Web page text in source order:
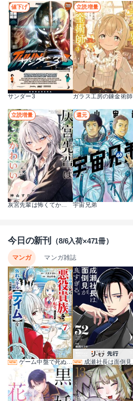
値下げ
サンダー3
立読増量
ガラス工房の錬金術師
立読増量 還元
宇宙兄弟
今日の新刊 （8/6入荷×471冊）
マンガ マンガ雑誌
ゲーム中盤で死ぬ悪役貴族に転生したので、外れスキル【テイム】を駆使して最強を目指してみた 7巻 成瀬社長は面倒見が良すぎる。【単話版】 52巻